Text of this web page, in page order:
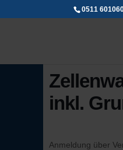
0511
inkl.
Anmeldung über